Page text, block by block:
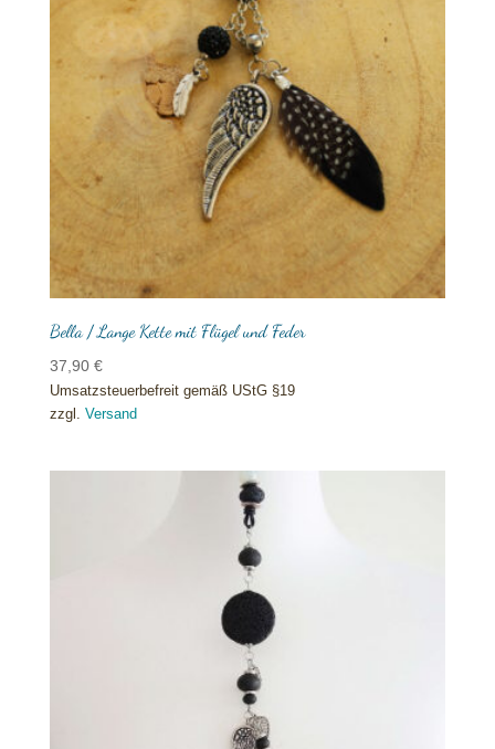
Bella / Lange Kette mit Flügel und Feder
37,90 €
Umsatzsteuerbefreit gemäß UStG §19
zzgl. Versand